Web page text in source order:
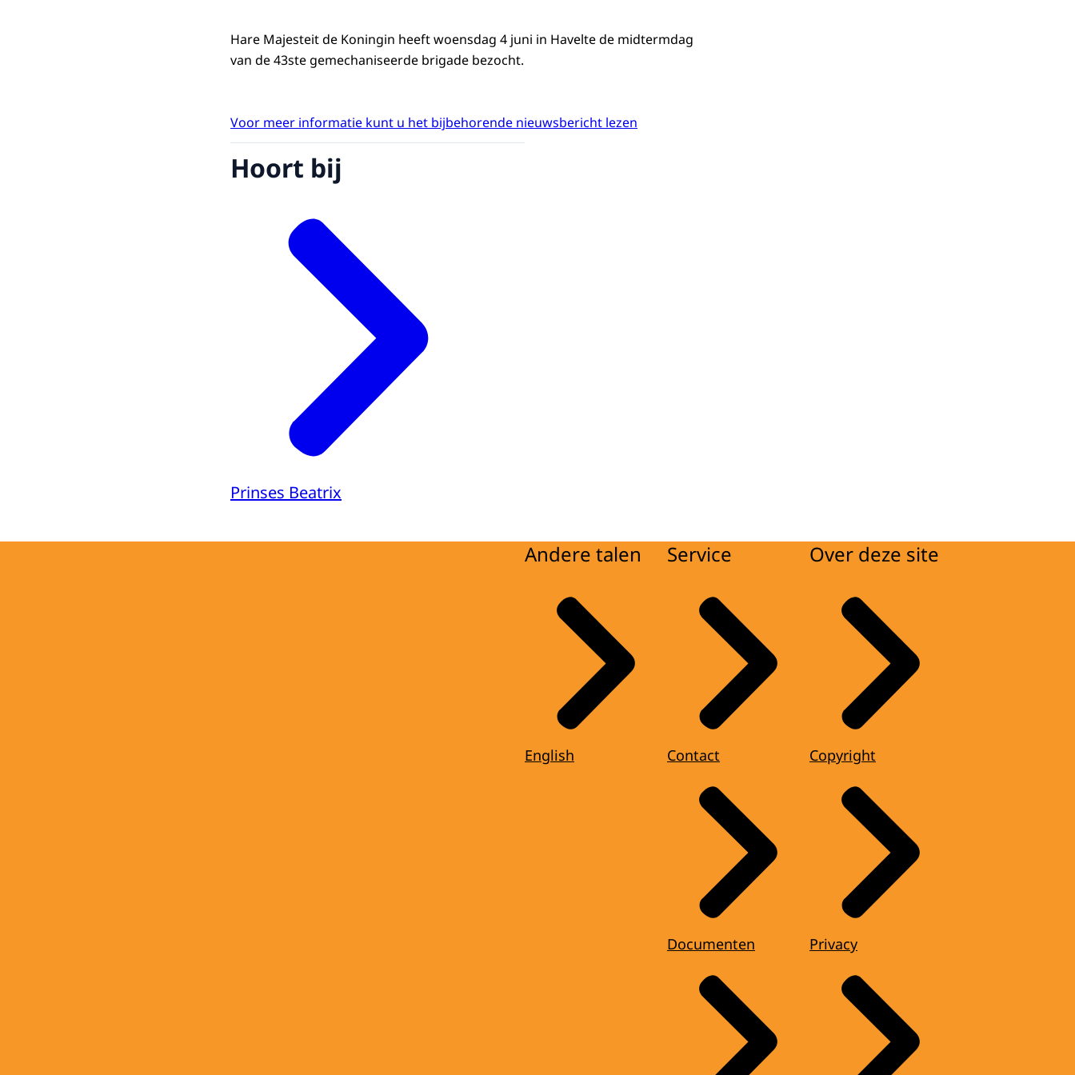
Hare Majesteit de Koningin heeft woensdag 4 juni in Havelte de midtermdag
van de 43ste gemechaniseerde brigade bezocht.
Voor meer informatie kunt u het bijbehorende nieuwsbericht lezen
Hoort bij
Prinses Beatrix
Andere talen
English
Service
Contact
Documenten
Over deze site
Copyright
Privacy